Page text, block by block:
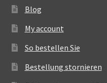
Blog
My account
So bestellen Sie
Bestellung stornieren